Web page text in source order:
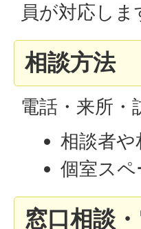
員が対応しま
相談方法
電話・来所・
相談者
個室ス
窓口相談